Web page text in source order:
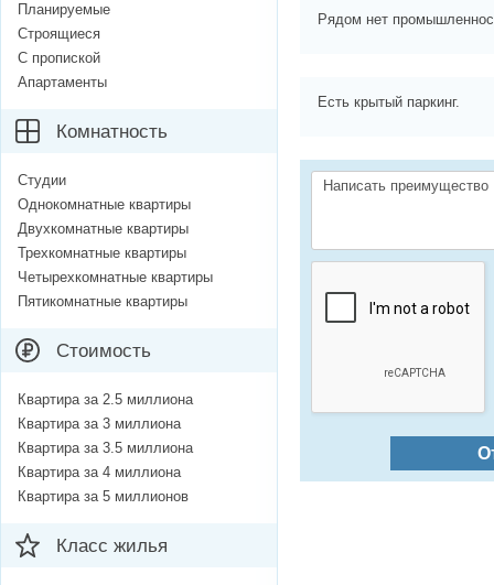
Рядом нет
Есть крытый паркинг.
Планируемые
Строящиеся
С пропиской
Апартаменты
Комнатность
Студии
Однокомнатные квартиры
Двухкомнатные квартиры
Трехкомнатные квартиры
Четырехкомнатные квартиры
Пятикомнатные квартиры
Стоимость
Квартира за 2.5 миллиона
Квартира за 3 миллиона
Квартира за 3.5 миллиона
Квартира за 4 миллиона
Квартира за 5 миллионов
Класс жилья